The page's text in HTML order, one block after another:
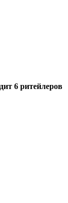
6 ритейлеров